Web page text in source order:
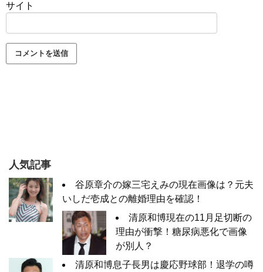
サイト
人気記事
谷原章介の嫁三宅えみの現在画像は？元夫
いしだ壱成との離婚理由を確認！
清原和博現在の11月足切断の
理由が衝撃！糖尿病悪化で画像
が別人？
清原和博息子長男は慶応野球部！退学の噂